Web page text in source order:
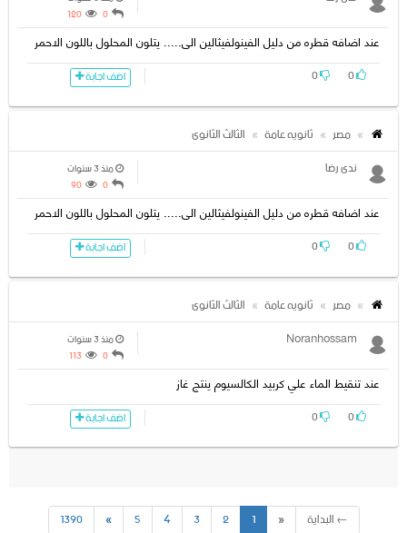
0
120
عند اضافه قطره من دليل الفينولفيثالين الى..... يتلون المحلول باللون الاحمر
0
0 اضف اجابة
مصر ثانويه عامة
الثالث الثانوى
ندى رضا
منذ 3 سنوات
0
90
عند اضافه قطره من دليل الفينولفيثالين الى..... يتلون المحلول باللون الاحمر
0
0 اضف اجابة
مصر ثانويه عامة
الثالث الثانوى
Noranhossam
منذ 3 سنوات
0
113
عند تنقيط الماء علي كربيد الكالسيوم ينتج غاز
0
0 اضف اجابة
← البداية «
1
2
3
4
5
»
1390